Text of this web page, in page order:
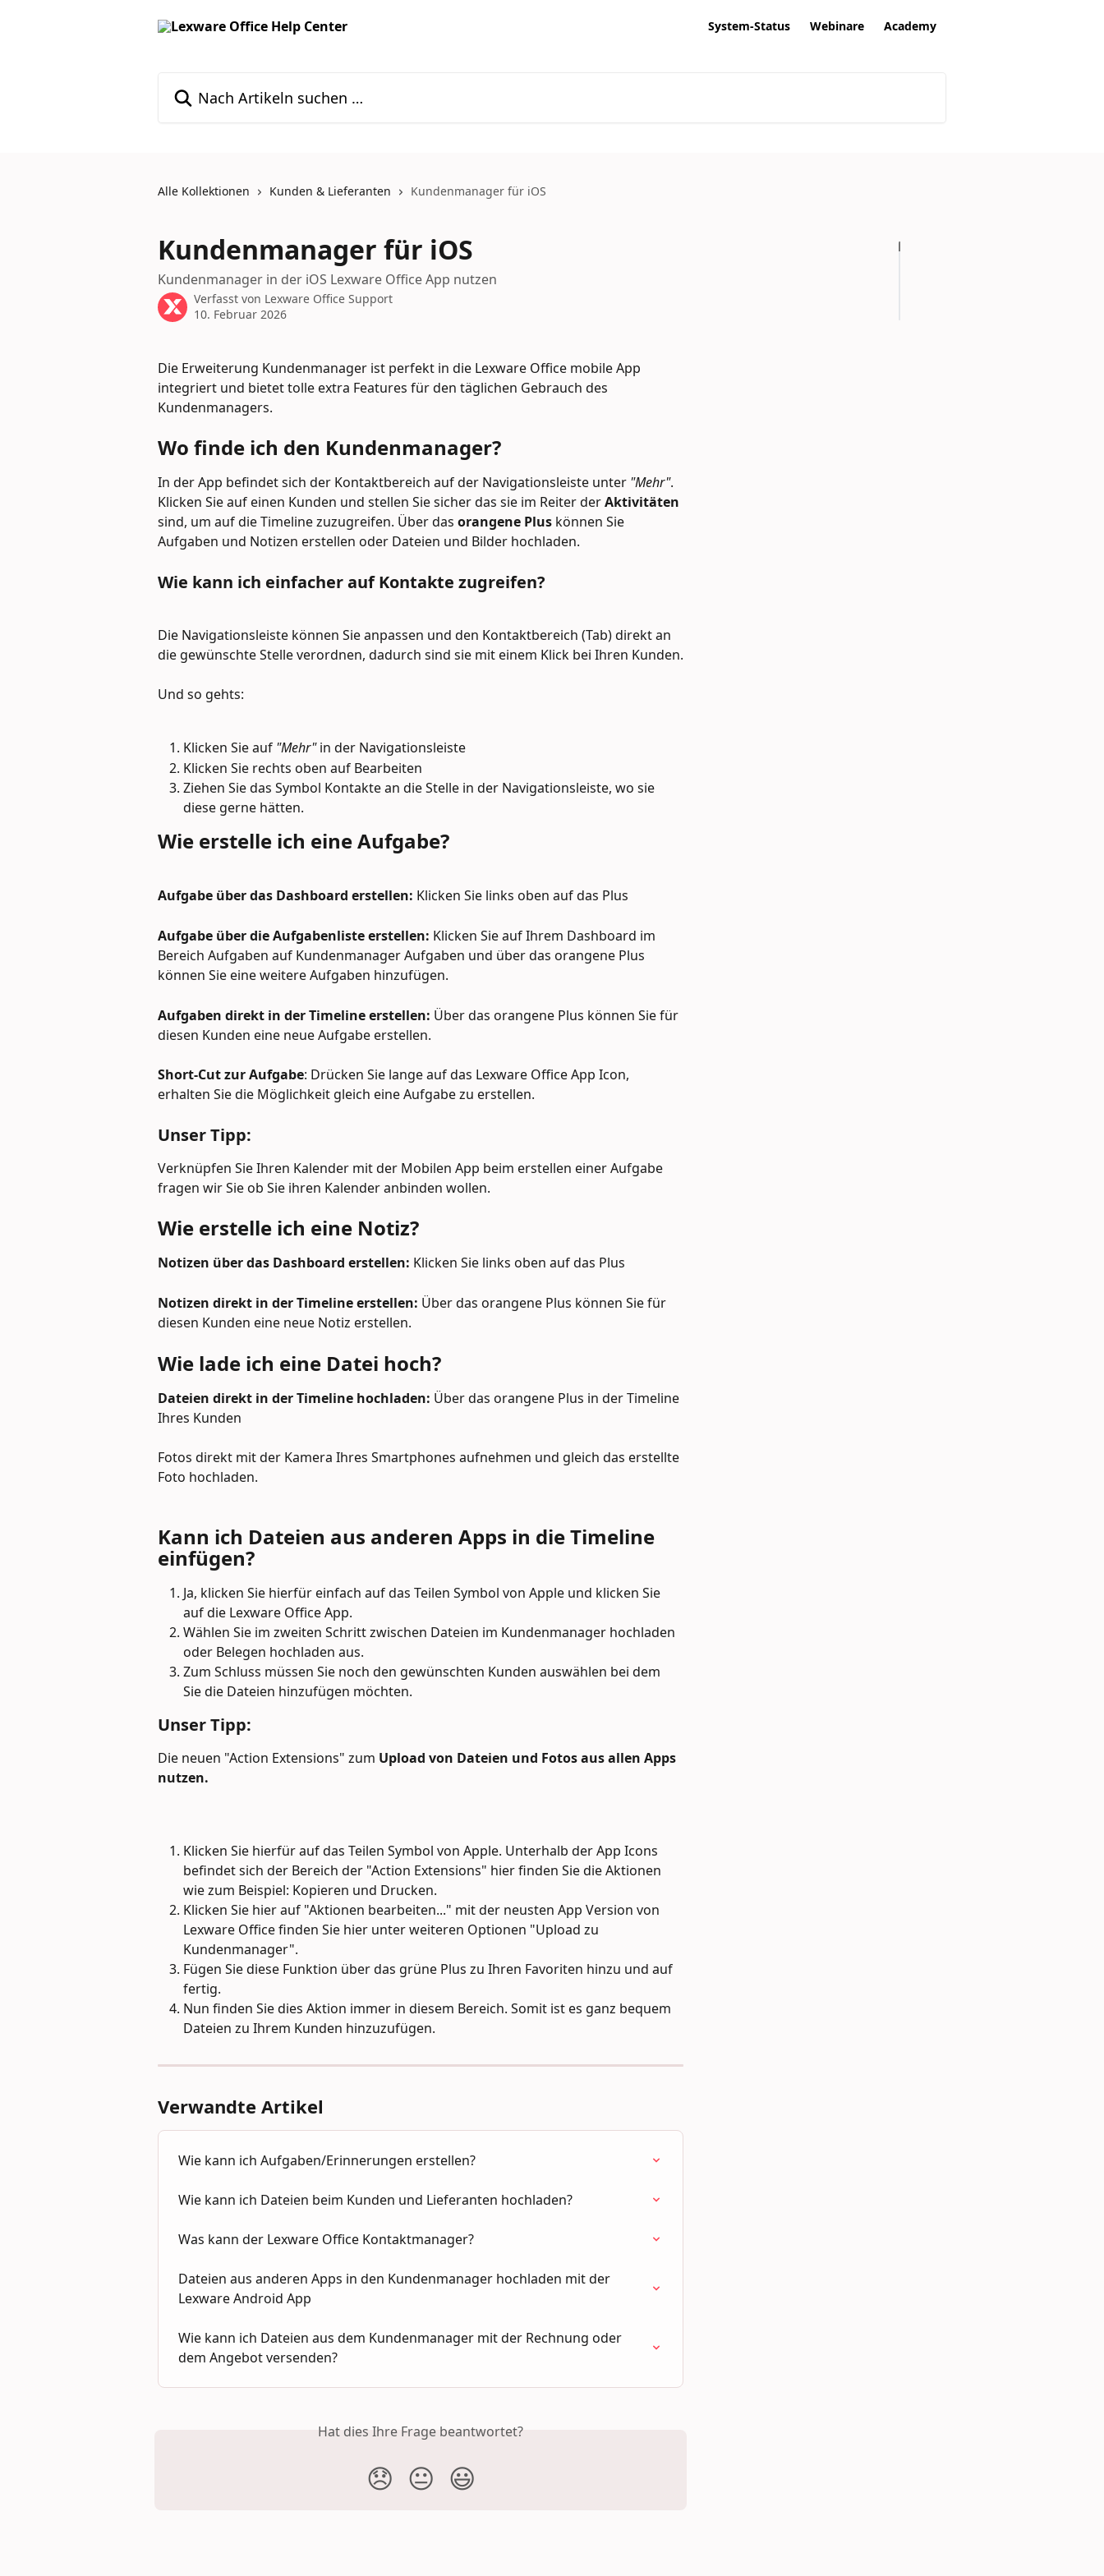
System-Status Webinare Academy
Alle Kollektionen Kunden & Lieferanten Kundenmanager für iOS
Kundenmanager für iOS
Kundenmanager in der iOS Lexware Office App nutzen
Verfasst von Lexware Office Support
10. Februar 2026
Die Erweiterung Kundenmanager ist perfekt in die Lexware Office mobile App
integriert und bietet tolle extra Features für den täglichen Gebrauch des
Kundenmanagers.
Wo finde ich den Kundenmanager?
In der App befindet sich der Kontaktbereich auf der Navigationsleiste unter "Mehr".
Klicken Sie auf einen Kunden und stellen Sie sicher das sie im Reiter der Aktivitäten
sind, um auf die Timeline zuzugreifen. Über das orangene Plus können Sie
Aufgaben und Notizen erstellen oder Dateien und Bilder hochladen.
Wie kann ich einfacher auf Kontakte zugreifen?
Die Navigationsleiste können Sie anpassen und den Kontaktbereich (Tab) direkt an
die gewünschte Stelle verordnen, dadurch sind sie mit einem Klick bei Ihren Kunden.
Und so gehts:
Klicken Sie auf "Mehr" in der Navigationsleiste
Klicken Sie rechts oben auf Bearbeiten
Ziehen Sie das Symbol Kontakte an die Stelle in der Navigationsleiste, wo sie
diese gerne hätten.
Wie erstelle ich eine Aufgabe?
Aufgabe über das Dashboard erstellen: Klicken Sie links oben auf das Plus
Aufgabe über die Aufgabenliste erstellen: Klicken Sie auf Ihrem Dashboard im
Bereich Aufgaben auf Kundenmanager Aufgaben und über das orangene Plus
können Sie eine weitere Aufgaben hinzufügen.
Aufgaben direkt in der Timeline erstellen: Über das orangene Plus können Sie für
diesen Kunden eine neue Aufgabe erstellen.
Short-Cut zur Aufgabe: Drücken Sie lange auf das Lexware Office App Icon,
erhalten Sie die Möglichkeit gleich eine Aufgabe zu erstellen.
Unser Tipp:
Verknüpfen Sie Ihren Kalender mit der Mobilen App beim erstellen einer Aufgabe
fragen wir Sie ob Sie ihren Kalender anbinden wollen.
Wie erstelle ich eine Notiz?
Notizen über das Dashboard erstellen: Klicken Sie links oben auf das Plus
Notizen direkt in der Timeline erstellen: Über das orangene Plus können Sie für
diesen Kunden eine neue Notiz erstellen.
Wie lade ich eine Datei hoch?
Dateien direkt in der Timeline hochladen: Über das orangene Plus in der Timeline
Ihres Kunden
Fotos direkt mit der Kamera Ihres Smartphones aufnehmen und gleich das erstellte
Foto hochladen.
Kann ich Dateien aus anderen Apps in die Timeline
einfügen?
Ja, klicken Sie hierfür einfach auf das Teilen Symbol von Apple und klicken Sie
auf die Lexware Office App.
Wählen Sie im zweiten Schritt zwischen Dateien im Kundenmanager hochladen
oder Belegen hochladen aus.
Zum Schluss müssen Sie noch den gewünschten Kunden auswählen bei dem
Sie die Dateien hinzufügen möchten.
Unser Tipp:
Die neuen "Action Extensions" zum Upload von Dateien und Fotos aus allen Apps
nutzen.
Klicken Sie hierfür auf das Teilen Symbol von Apple. Unterhalb der App Icons
befindet sich der Bereich der "Action Extensions" hier finden Sie die Aktionen
wie zum Beispiel: Kopieren und Drucken.
Klicken Sie hier auf "Aktionen bearbeiten..." mit der neusten App Version von
Lexware Office finden Sie hier unter weiteren Optionen "Upload zu
Kundenmanager".
Fügen Sie diese Funktion über das grüne Plus zu Ihren Favoriten hinzu und auf
fertig.
Nun finden Sie dies Aktion immer in diesem Bereich. Somit ist es ganz bequem
Dateien zu Ihrem Kunden hinzuzufügen.
Verwandte Artikel
Wie kann ich Aufgaben/Erinnerungen erstellen?
Wie kann ich Dateien beim Kunden und Lieferanten hochladen?
Was kann der Lexware Office Kontaktmanager?
Dateien aus anderen Apps in den Kundenmanager hochladen mit der
Lexware Android App
Wie kann ich Dateien aus dem Kundenmanager mit der Rechnung oder
dem Angebot versenden?
Hat dies Ihre Frage beantwortet?
😞 😐 😃